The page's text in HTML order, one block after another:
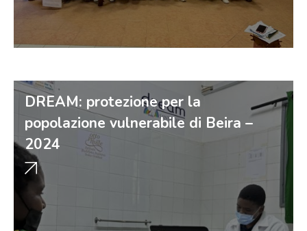
DREAM: protezione per la
popolazione vulnerabile di Beira –
2024